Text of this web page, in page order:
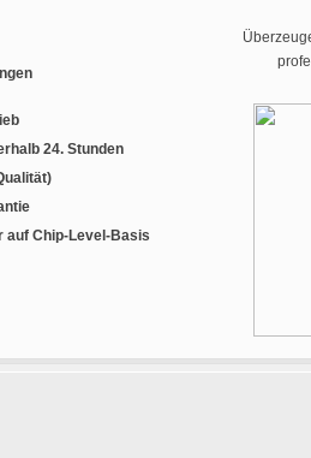
24. Stunden
auf Chip-Level-Basis